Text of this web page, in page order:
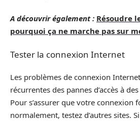
A découvrir également : Résoudre
pourquoi ça ne marche pas sur
Tester la connexion Internet
Les problèmes de connexion
récurrentes des pannes d’accès à
Pour s’assurer que votre connexion
normalement, testez d’autres sites.